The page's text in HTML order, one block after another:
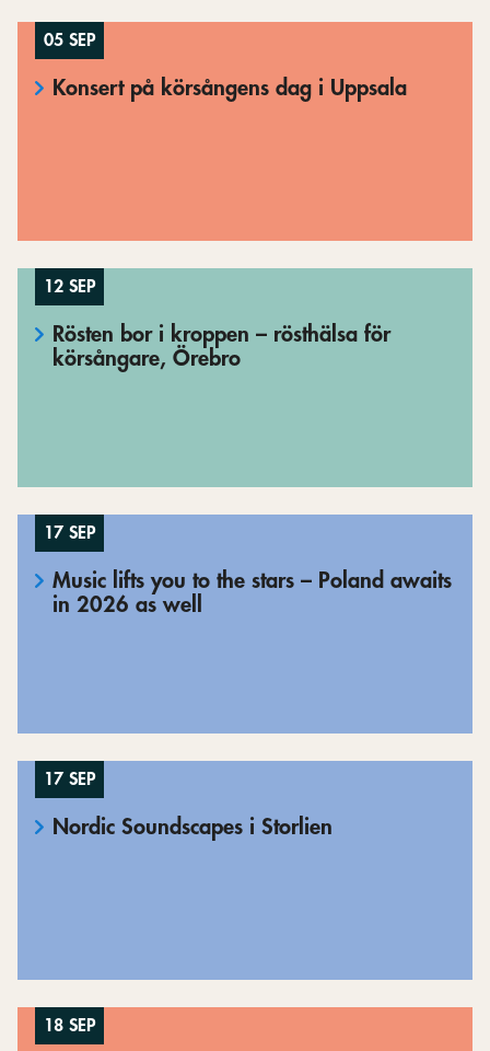
05 SEP
Konsert på körsångens dag i Uppsala
12 SEP
Rösten bor i kroppen – rösthälsa för
körsångare, Örebro
17 SEP
Music lifts you to the stars – Poland awaits
in 2026 as well
17 SEP
Nordic Soundscapes i Storlien
18 SEP